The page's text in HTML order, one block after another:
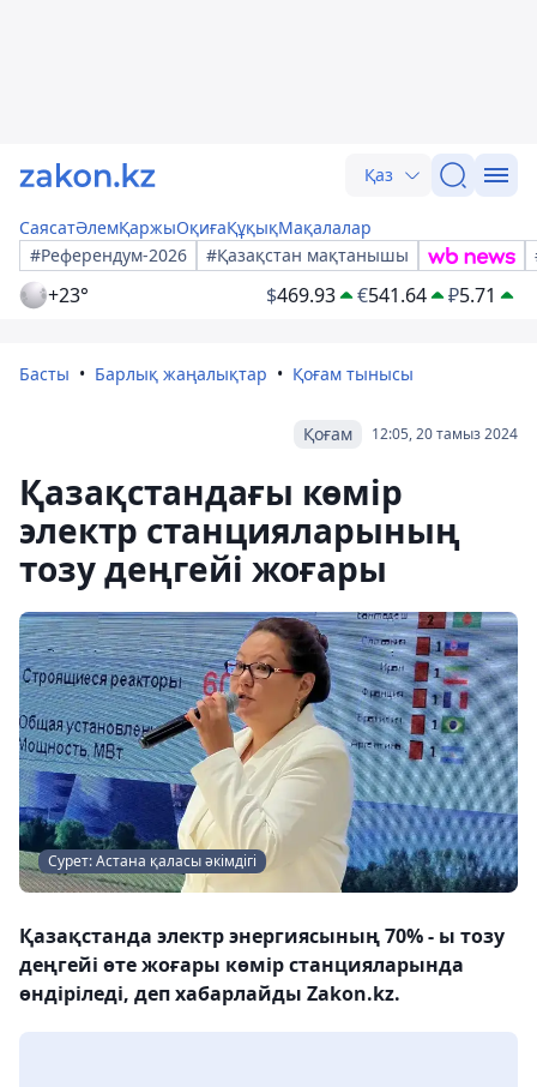
Қаз
СаясатӘлемҚаржыОқиғаҚұқықМақалалар
#Референдум-2026
#Қазақстан мақтанышы
+23° $469.93 €541.64 ₽5.71
Басты Барлық жаңалықтар Қоғам тынысы
12:05, 20 тамыз 2024
Қоғам
Қазақстандағы көмір
электр станцияларының
тозу деңгейі жоғары
Сурет: Астана қаласы әкімдігі
Қазақстанда электр энергиясының 70% - ы тозу
деңгейі өте жоғары көмір станцияларында
өндіріледі, деп хабарлайды Zakon.kz.